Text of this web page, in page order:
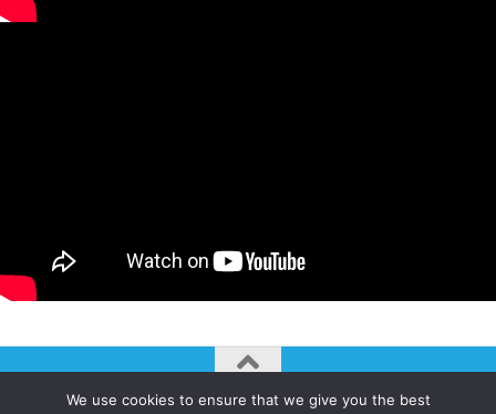
We use cookies to ensure that we give you the best